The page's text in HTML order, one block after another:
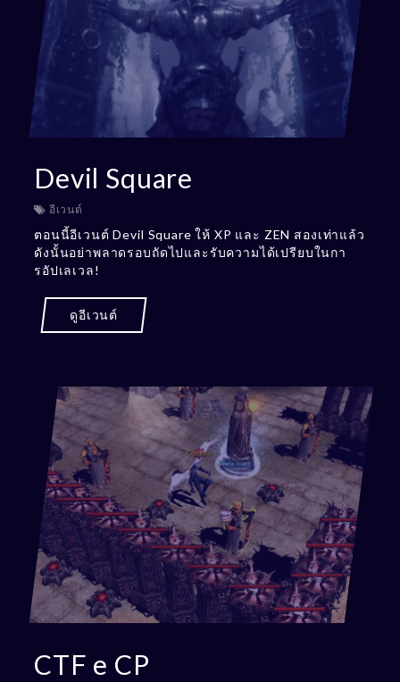
Devil Square
อีเวนต์
ตอนนี้อีเวนต์ Devil Square ให้ XP และ ZEN สองเท่าแล้ว
ดังนั้นอย่าพลาดรอบถัดไปและรับความได้เปรียบในกา
รอัปเลเวล!
ดูอีเวนต์
CTF e CP